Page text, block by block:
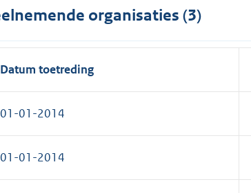
organisaties (3)
Datum toetreding
01-01-2014
01-01-2014